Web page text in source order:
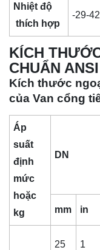
Nhiệt độ
thích hợp
-29-
KÍCH
CHUẨN
Kích thước
của Van cổng
Áp
suất
định
mức
hoặc
kg
DN
mm
in
25 1